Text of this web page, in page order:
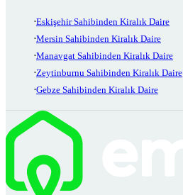
Eskişehir Sahibinden Kiralık Daire
Mersin Sahibinden Kiralık Daire
Manavgat Sahibinden Kiralık Daire
Zeytinburnu Sahibinden Kiralık Daire
Gebze Sahibinden Kiralık Daire